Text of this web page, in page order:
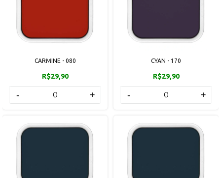
CARMINE - 080
R$29,90
- +
CYAN - 170
R$29,90
- +